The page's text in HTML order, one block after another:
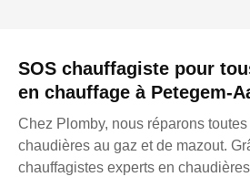
SOS chauffagiste pour
en chauffage à Petegem-
Chez Plomby, nous réparons
chaudières au gaz et de mazout.
chauffagistes experts en